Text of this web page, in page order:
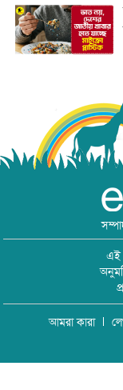
এই
আমরা কারা